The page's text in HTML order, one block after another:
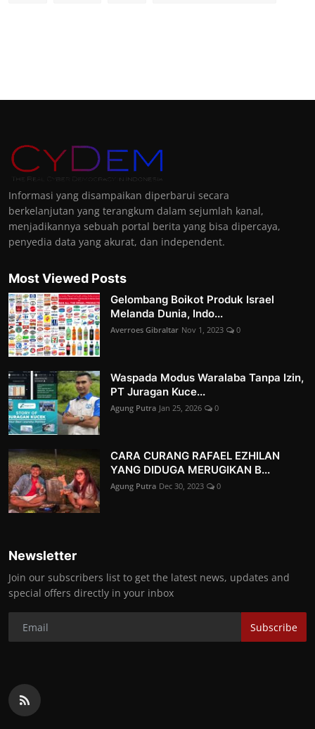
Informasi yang disampaikan diperbarui secara
berkelanjutan yang terangkum dalam sejumlah kanal,
menjadikannya sebuah portal berita yang bisa dipercaya,
penyedia data yang akurat, dan independent.
Most Viewed Posts
Gelombang Boikot Produk Israel
Melanda Dunia, Indo...
Averroes Gibraltar Nov 1, 2023 0
Waspada Modus Waralaba Tanpa Izin,
PT Juragan Kuce...
Agung Putra Jan 25, 2026 0
CARA CURANG RAFAEL EZHILAN
YANG DIDUGA MERUGIKAN B...
Agung Putra Dec 30, 2023 0
Newsletter
Join our subscribers list to get the latest news, updates and
special offers directly in your inbox
Subscribe